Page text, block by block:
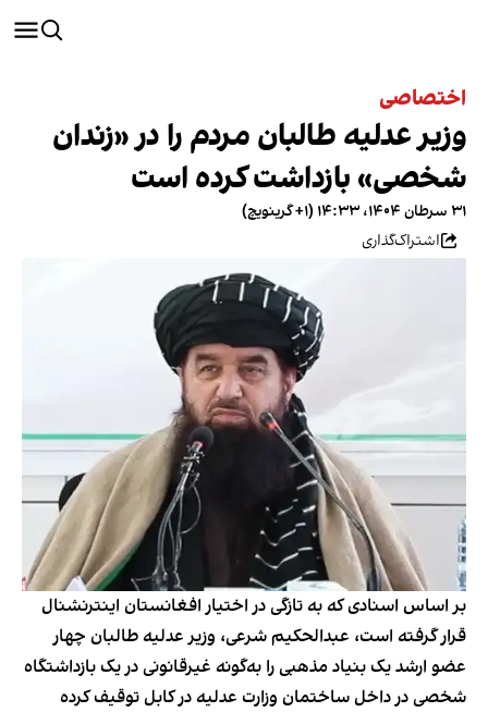
اختصاصی
وزیر عدلیه طالبان مردم را در «زندان
شخصی» بازداشت کرده است
۳۱ سرطان ۱۴۰۴، ۱۴:۳۳ (‎+۱ گرینویچ)
اشتراک‌گذاری
بر اساس اسنادی که به تازگی در اختیار افغانستان اینترنشنال
قرار گرفته است، عبدالحکیم شرعی، وزیر عدلیه طالبان چهار
عضو ارشد یک بنیاد مذهبی را به‌گونه غیرقانونی در یک بازداشتگاه
شخصی در داخل ساختمان وزارت عدلیه در کابل توقیف کرده